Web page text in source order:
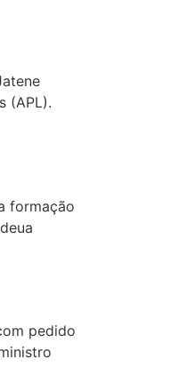
(APL).
formação
pedido